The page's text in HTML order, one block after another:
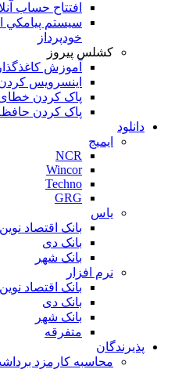
افتتاح حساب
سيستم پيامكي
خودپرداز
کشلس پیروز
آموزش
اینسرویس
پاک کردن
پاک کردن
دانلود
ایمیج
NCR
Wincor
Techno
GRG
یاس
بانک اقتصاد نوین
بانک دی
بانک شهر
نرم افزار
بانک اقتصاد نوین
بانک دی
بانک شهر
متفرقه
پذیرندگان
محاسبه کارمزد